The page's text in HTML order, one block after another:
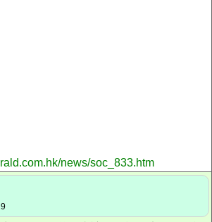
news/soc_833.htm